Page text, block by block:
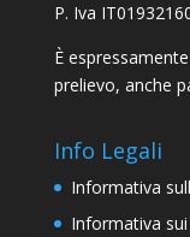
P. Iva
È
prelievo, anche
Info Legali
Informativa
Informativa